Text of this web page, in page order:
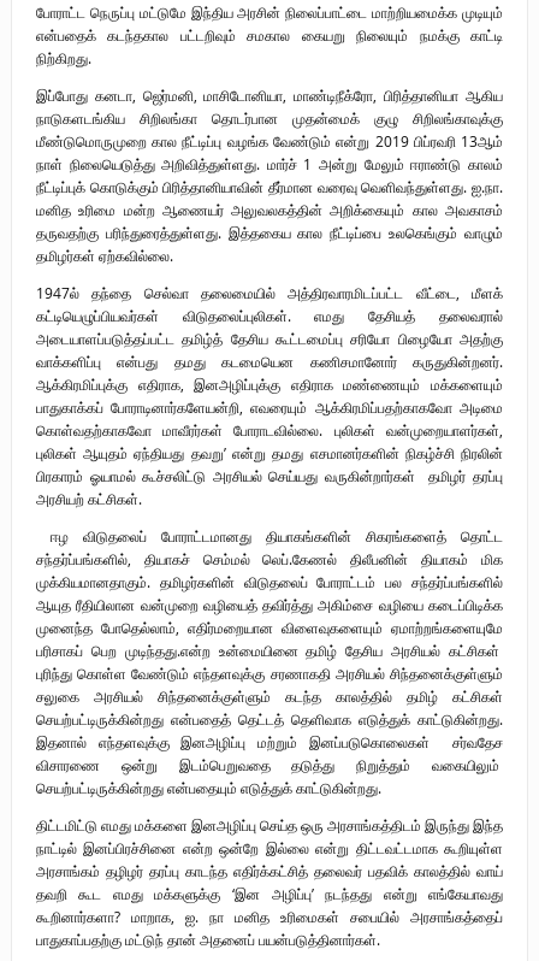
போராட்ட நெருப்பு மட்டுமே இந்திய அரசின் நிலைப்பாட்டை மாற்றியமைக்க முடியும்
என்பதைக் கடந்தகால பட்டறிவும் சமகால கையறு நிலையும் நமக்கு காட்டி
நிற்கிறது.
இப்போது கனடா, ஜெர்மனி, மாசிடோனியா, மாண்டிநீக்ரோ, பிரித்தானியா ஆகிய
நாடுகளடங்கிய சிறிலங்கா தொடர்பான முதன்மைக் குழு சிறிலங்காவுக்கு
மீண்டுமொருமுறை கால நீட்டிப்பு வழங்க வேண்டும் என்று 2019 பிப்ரவரி 13ஆம்
நாள் நிலையெடுத்து அறிவித்துள்ளது. மார்ச் 1 அன்று மேலும் ஈராண்டு காலம்
நீட்டிப்புக் கொடுக்கும் பிரித்தானியாவின் தீர்மான வரைவு வெளிவந்துள்ளது. ஐ.நா.
மனித உரிமை மன்ற ஆணையர் அலுவலகத்தின் அறிக்கையும் கால அவகாசம்
தருவதற்கு பரிந்துரைத்துள்ளது. இத்தகைய கால நீட்டிப்பை உலகெங்கும் வாழும்
தமிழர்கள் ஏற்கவில்லை.
1947ல் தந்தை செல்வா தலைமையில் அத்திரவாரமிடப்பட்ட வீட்டை, மீளக்
கட்டியெழுப்பியவர்கள் விடுதலைப்புலிகள். எமது தேசியத் தலைவரால்
அடையாளப்படுத்தப்பட்ட தமிழ்த் தேசிய கூட்டமைப்பு சரியோ பிழையோ அதற்கு
வாக்களிப்பு என்பது தமது கடமையென கணிசமானோர் கருதுகின்றனர்.
ஆக்கிரமிப்புக்கு எதிராக, இனஅழிப்புக்கு எதிராக மண்ணையும் மக்களையும்
பாதுகாக்கப் போராடினார்களேயன்றி, எவரையும் ஆக்கிரமிப்பதற்காகவோ அடிமை
கொள்வதற்காகவோ மாவீரர்கள் போராடவில்லை. புலிகள் வன்முறையாளர்கள்,
புலிகள் ஆயுதம் ஏந்தியது தவறு’ என்று தமது எசமானர்களின் நிகழ்ச்சி நிரலின்
பிரகாரம் ஓயாமல் கூச்சலிட்டு அரசியல் செய்யது வருகின்றார்கள் தமிழர் தரப்பு
அரசியற் கட்சிகள்.
ஈழ விடுதலைப் போராட்டமானது தியாகங்களின் சிகரங்களைத் தொட்ட
சந்தர்ப்பங்களில், தியாகச் செம்மல் லெப்.கேணல் திலீபனின் தியாகம் மிக
முக்கியமானதாகும். தமிழர்களின் விடுதலைப் போராட்டம் பல சந்தர்ப்பங்களில்
ஆயுத ரீதியிலான வன்முறை வழியைத் தவிர்த்து அகிம்சை வழியை கடைப்பிடிக்க
முனைந்த போதெல்லாம், எதிர்மறையான விளைவுகளையும் ஏமாற்றங்களையுமே
பரிசாகப் பெற முடிந்தது.என்ற உன்மையினை தமிழ் தேசிய அரசியல் கட்சிகள்
புரிந்து கொள்ள வேண்டும் எந்தளவுக்கு சரணாகதி அரசியல் சிந்தனைக்குள்ளும்
சலுகை அரசியல் சிந்தனைக்குள்ளும் கடந்த காலத்தில் தமிழ் கட்சிகள்
செயற்பட்டிருக்கின்றது என்பதைத் தெட்டத் தெளிவாக எடுத்துக் காட்டுகின்றது.
இதனால் எந்தளவுக்கு இனஅழிப்பு மற்றும் இனப்படுகொலைகள் சர்வதேச
விசாரணை ஒன்று இடம்பெறுவதை தடுத்து நிறுத்தும் வகையிலும்
செயற்பட்டிருக்கின்றது என்பதையும் எடுத்துக் காட்டுகின்றது.
திட்டமிட்டு எமது மக்களை இனஅழிப்பு செய்த ஒரு அரசாங்கத்திடம் இருந்து இந்த
நாட்டில் இனப்பிரச்சினை என்ற ஒன்றே இல்லை என்று திட்டவட்டமாக கூறியுள்ள
அரசாங்கம் தழிழர் தரப்பு காடந்த எதிர்க்கட்சித் தலைவர் பதவிக் காலத்தில் வாய்
தவறி கூட எமது மக்களுக்கு ‘இன அழிப்பு’ நடந்தது என்று எங்கேயாவது
கூறினார்களா? மாறாக, ஐ. நா மனித உரிமைகள் சபையில் அரசாங்கத்தைப்
பாதுகாப்பதற்கு மட்டுந் தான் அதனைப் பயன்படுத்தினார்கள்.